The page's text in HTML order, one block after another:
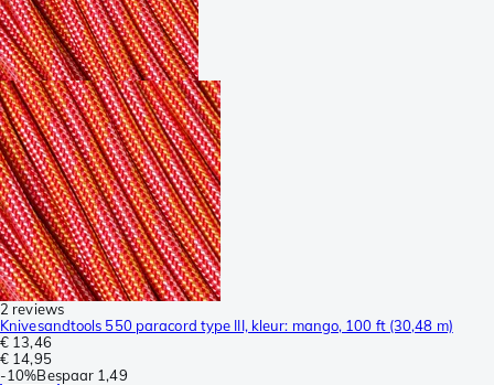
2 reviews
Knivesandtools 550 paracord type III, kleur: mango, 100 ft (30,48 m)
€ 13,46
€ 14,95
-10%Bespaar 1,49